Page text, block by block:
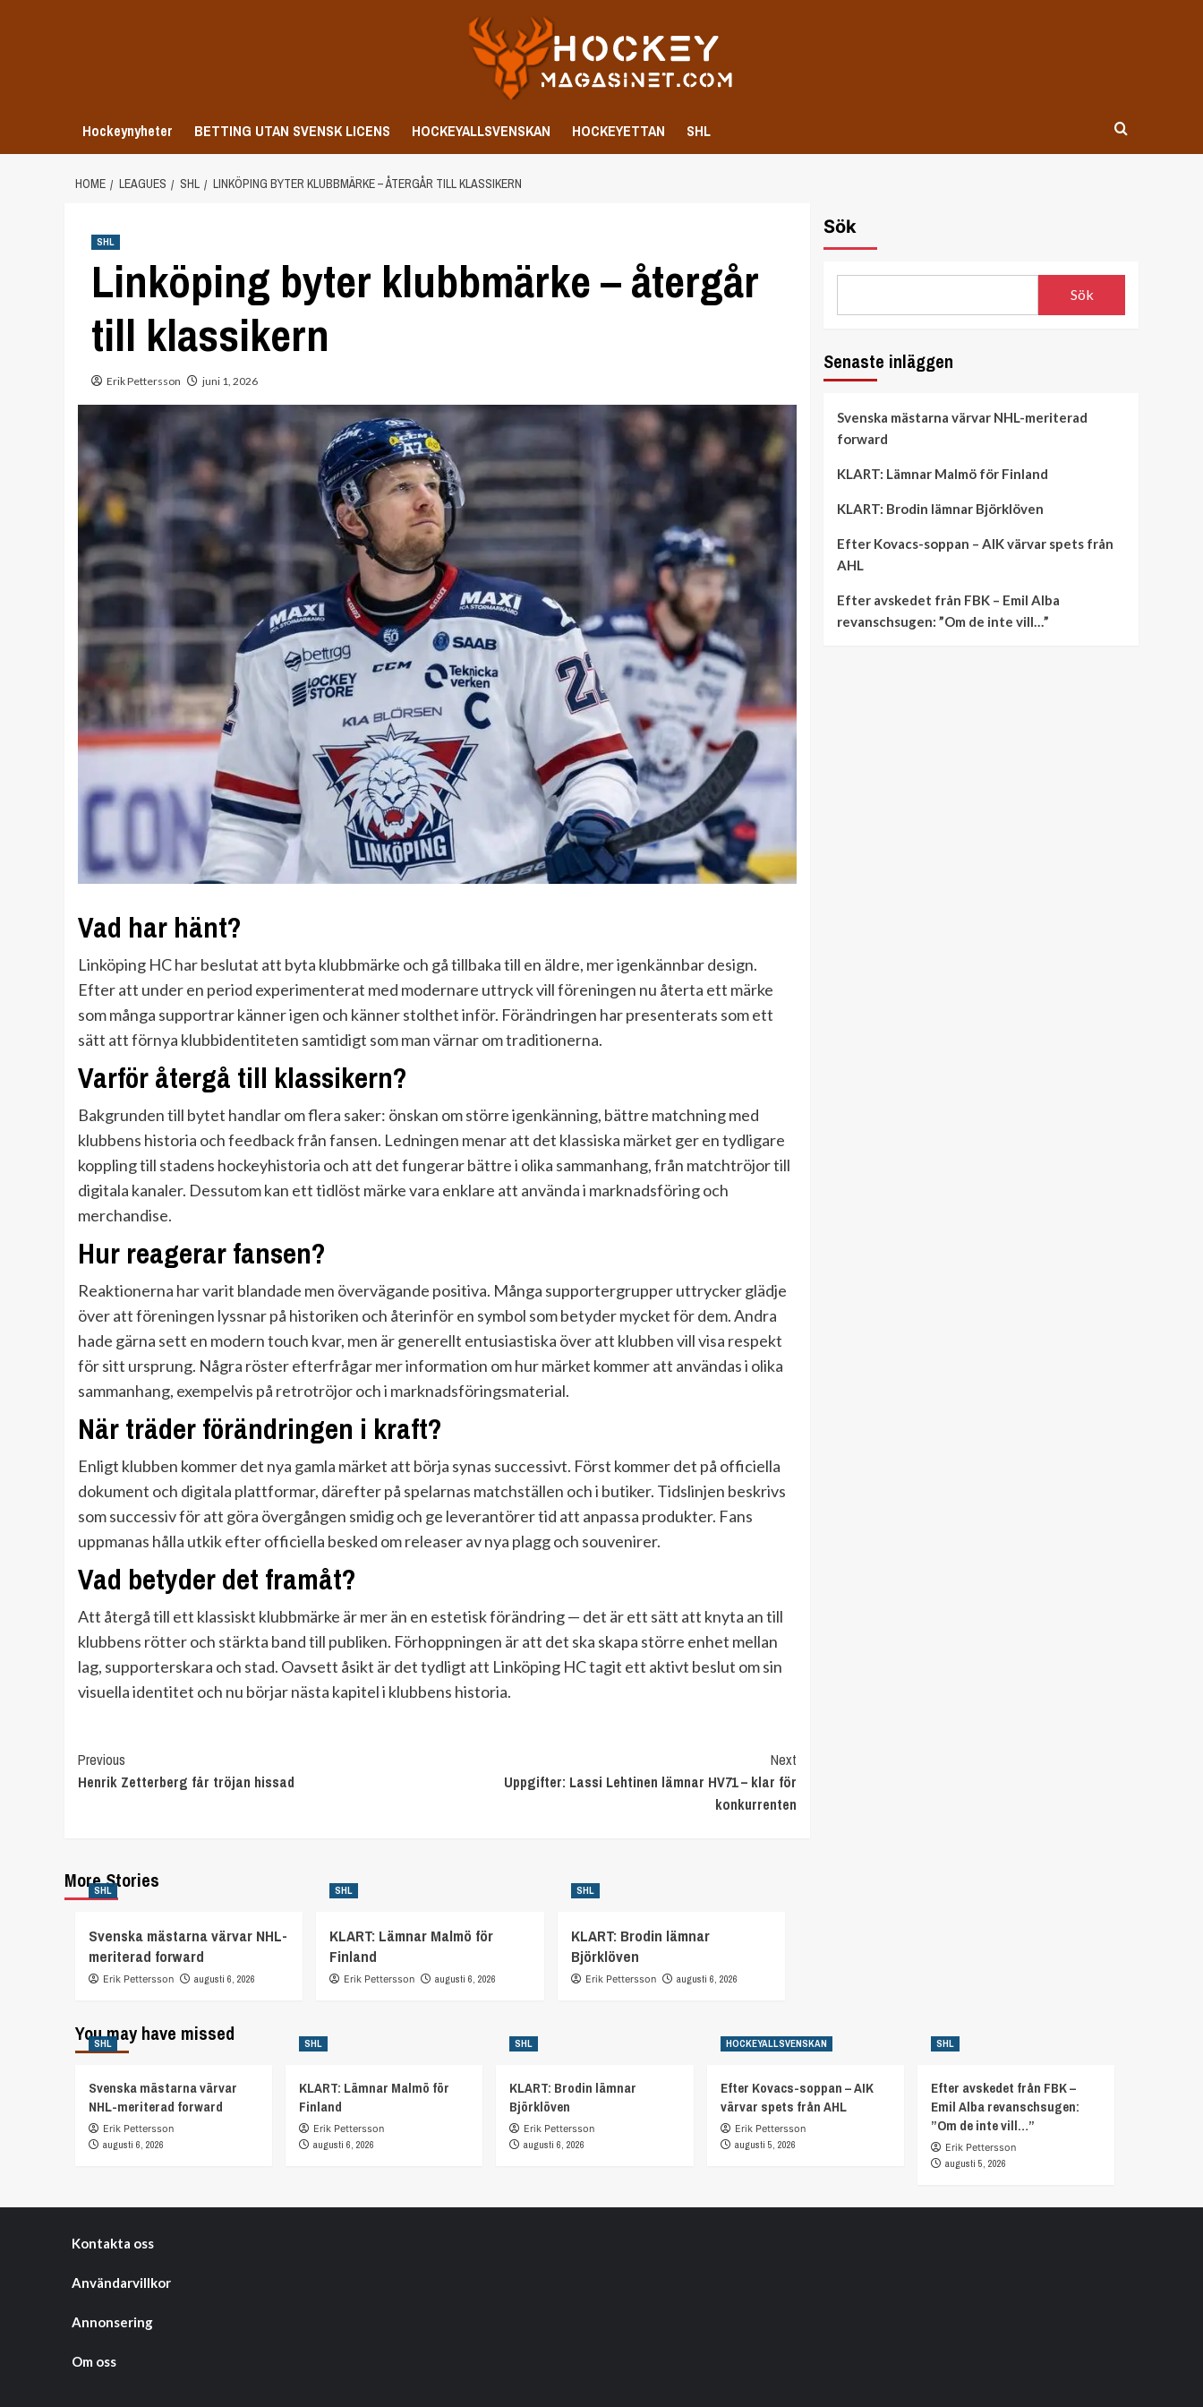
Hockeynyheter BETTING UTAN SVENSK LICENS HOCKEYALLSVENSKAN HOCKEYETTAN SHL
HOME LEAGUES SHL LINKÖPING BYTER KLUBBMÄRKE – ÅTERGÅR TILL KLASSIKERN
SHL
Linköping byter klubbmärke – återgår
till klassikern
Erik Pettersson juni 1, 2026
Vad har hänt?
Linköping HC har beslutat att byta klubbmärke och gå tillbaka till en äldre, mer igenkännbar design.
Efter att under en period experimenterat med modernare uttryck vill föreningen nu återta ett märke
som många supportrar känner igen och känner stolthet inför. Förändringen har presenterats som ett
sätt att förnya klubbidentiteten samtidigt som man värnar om traditionerna.
Varför återgå till klassikern?
Bakgrunden till bytet handlar om flera saker: önskan om större igenkänning, bättre matchning med
klubbens historia och feedback från fansen. Ledningen menar att det klassiska märket ger en tydligare
koppling till stadens hockeyhistoria och att det fungerar bättre i olika sammanhang, från matchtröjor till
digitala kanaler. Dessutom kan ett tidlöst märke vara enklare att använda i marknadsföring och
merchandise.
Hur reagerar fansen?
Reaktionerna har varit blandade men övervägande positiva. Många supportergrupper uttrycker glädje
över att föreningen lyssnar på historiken och återinför en symbol som betyder mycket för dem. Andra
hade gärna sett en modern touch kvar, men är generellt entusiastiska över att klubben vill visa respekt
för sitt ursprung. Några röster efterfrågar mer information om hur märket kommer att användas i olika
sammanhang, exempelvis på retrotröjor och i marknadsföringsmaterial.
När träder förändringen i kraft?
Enligt klubben kommer det nya gamla märket att börja synas successivt. Först kommer det på officiella
dokument och digitala plattformar, därefter på spelarnas matchställen och i butiker. Tidslinjen beskrivs
som successiv för att göra övergången smidig och ge leverantörer tid att anpassa produkter. Fans
uppmanas hålla utkik efter officiella besked om releaser av nya plagg och souvenirer.
Vad betyder det framåt?
Att återgå till ett klassiskt klubbmärke är mer än en estetisk förändring — det är ett sätt att knyta an till
klubbens rötter och stärkta band till publiken. Förhoppningen är att det ska skapa större enhet mellan
lag, supporterskara och stad. Oavsett åsikt är det tydligt att Linköping HC tagit ett aktivt beslut om sin
visuella identitet och nu börjar nästa kapitel i klubbens historia.
Continue
Reading
Previous
Henrik Zetterberg får tröjan hissad
Next
Uppgifter: Lassi Lehtinen lämnar HV71 – klar för
konkurrenten
More Stories
SHL
Svenska mästarna värvar NHL-
meriterad forward
Erik Pettersson augusti 6, 2026
SHL
KLART: Lämnar Malmö för
Finland
Erik Pettersson augusti 6, 2026
SHL
KLART: Brodin lämnar
Björklöven
Erik Pettersson augusti 6, 2026
Sök
Sök
Senaste inläggen
Svenska mästarna värvar NHL-meriterad
forward
KLART: Lämnar Malmö för Finland
KLART: Brodin lämnar Björklöven
Efter Kovacs-soppan – AIK värvar spets från
AHL
Efter avskedet från FBK – Emil Alba
revanschsugen: ”Om de inte vill…”
You may have missed
SHL
Svenska mästarna värvar
NHL-meriterad forward
Erik Pettersson
augusti 6, 2026
SHL
KLART: Lämnar Malmö för
Finland
Erik Pettersson
augusti 6, 2026
SHL
KLART: Brodin lämnar
Björklöven
Erik Pettersson
augusti 6, 2026
HOCKEYALLSVENSKAN
Efter Kovacs-soppan – AIK
värvar spets från AHL
Erik Pettersson
augusti 5, 2026
SHL
Efter avskedet från FBK –
Emil Alba revanschsugen:
”Om de inte vill…”
Erik Pettersson
augusti 5, 2026
Kontakta oss
Användarvillkor
Annonsering
Om oss